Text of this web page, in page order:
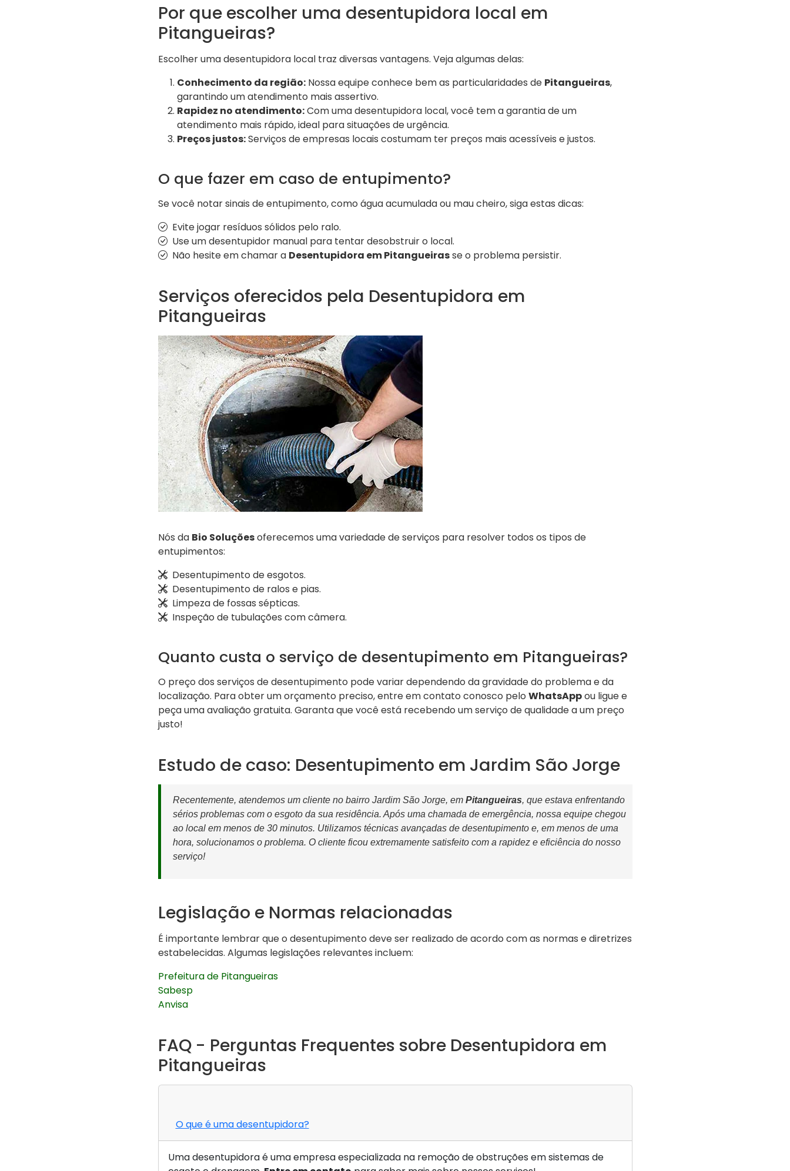
Por que escolher uma desentupidora local em
Pitangueiras?
Escolher uma desentupidora local traz diversas vantagens. Veja algumas delas:
Conhecimento da região:Nossa equipe conhece bem as particularidades de Pitangueiras,
garantindo um atendimento mais assertivo.
Rapidez no atendimento:Com uma desentupidora local, você tem a garantia de um
atendimento mais rápido, ideal para situações de urgência.
Preços justos:Serviços de empresas locais costumam ter preços mais acessíveis e justos.
O que fazer em caso de entupimento?
Se você notar sinais de entupimento, como água acumulada ou mau cheiro, siga estas dicas:
Evite jogar resíduos sólidos pelo ralo.
Use um desentupidor manual para tentar desobstruir o local.
Não hesite em chamar a Desentupidora em Pitangueirasse o problema persistir.
Serviços oferecidos pela Desentupidora em
Pitangueiras
Nós da Bio Soluçõesoferecemos uma variedade de serviços para resolver todos os tipos de
entupimentos:
Desentupimento de esgotos.
Desentupimento de ralos e pias.
Limpeza de fossas sépticas.
Inspeção de tubulações com câmera.
Quanto custa o serviço de desentupimento em Pitangueiras?
O preço dos serviços de desentupimento pode variar dependendo da gravidade do problema e da
localização. Para obter um orçamento preciso, entre em contato conosco pelo WhatsAppou ligue e
peça uma avaliação gratuita. Garanta que você está recebendo um serviço de qualidade a um preço
justo!
Estudo de caso: Desentupimento em Jardim São Jorge
Recentemente, atendemos um cliente no bairro Jardim São Jorge, em Pitangueiras, que estava enfrentando
sérios problemas com o esgoto da sua residência. Após uma chamada de emergência, nossa equipe chegou
ao local em menos de 30 minutos. Utilizamos técnicas avançadas de desentupimento e, em menos de uma
hora, solucionamos o problema. O cliente ficou extremamente satisfeito com a rapidez e eficiência do nosso
serviço!
Legislação e Normas relacionadas
É importante lembrar que o desentupimento deve ser realizado de acordo com as normas e diretrizes
estabelecidas. Algumas legislações relevantes incluem:
Prefeitura de Pitangueiras
Sabesp
Anvisa
FAQ - Perguntas Frequentes sobre Desentupidora em
Pitangueiras
O que é uma desentupidora?
Uma desentupidora é uma empresa especializada na remoção de obstruções em sistemas de